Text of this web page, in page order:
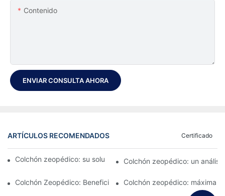
Contenido
ENVIAR CONSULTA AHORA
ARTÍCULOS RECOMENDADOS Certificado
Colchón zeopédico: su solución definitiva para el confort
Colchón zeopédico: un
Colchón Zeopédico: Beneficios y Características
Colchón zeopédico: máxima